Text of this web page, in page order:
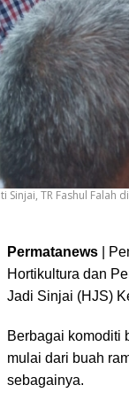
Sinjai, TR Fashul Falah
Permatanews|
Hortikultura dan
Jadi Sinjai (HJS)
Berbagai komoditi
mulai dari buah
sebagainya.